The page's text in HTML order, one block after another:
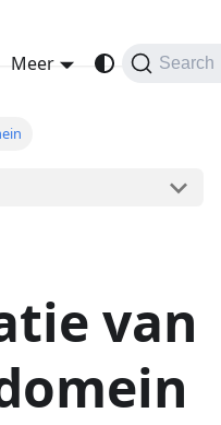
Meer Search
van